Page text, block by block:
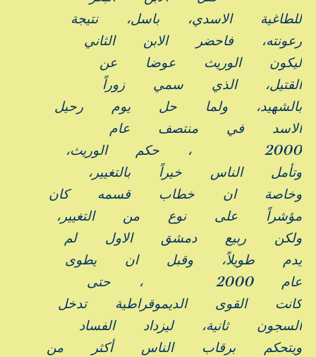
للطاغية
الاسدي، باسل،
نتيجة
رعونته،
فاحضر الابن
الثاني
ليكون
الوريث عوضا
عن
القتيل،
الذي سمي
زوراً
بالشهيد،
ولما حل يوم
رحيل
الاسد
في منتصف
عام
2000
، حكم
الوريث،
وتأمل
الناس خيراً
بالتغيير،
وخاصة
ان خطاب قسمه
كان
مؤشراً
على نوع من
التغيير،
ولكن
ربيع دمشق الاول
لم
يدم
طويلاً، وقبل ان
يطوى
عام
2000 ،
حتى
كانت
القوى الديموقراطية
تدخل
السجون
ثانية، ليزداد
الفساد
ويتحكم
برقاب الناس أكثر
من